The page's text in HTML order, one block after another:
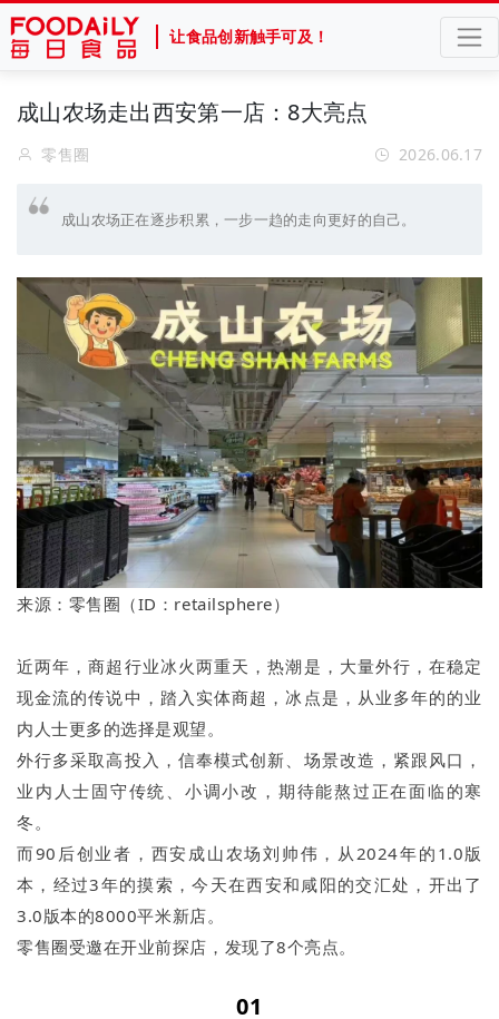
让食品创新触手可及！
成山农场走出西安第一店：8大亮点
零售圈 2026.06.17
成山农场正在逐步积累，一步一趋的走向更好的自己。
来源：零售圈（ID：retailsphere）
近两年，商超行业冰火两重天，热潮是，大量外行，在稳定
现金流的传说中，踏入实体商超，冰点是，从业多年的的业
内人士更多的选择是观望。
外行多采取高投入，信奉模式创新、场景改造，紧跟风口，
业内人士固守传统、小调小改，期待能熬过正在面临的寒
冬。
而90后创业者，西安成山农场刘帅伟，从2024年的1.0版
本，经过3年的摸索，今天在西安和咸阳的交汇处，开出了
3.0版本的8000平米新店。
零售圈受邀在开业前探店，发现了8个亮点。
01